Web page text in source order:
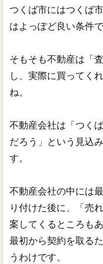
つくば市にはつくば
はよっぽど良い条件
そもそも不動産は「
し、実際に買ってく
ね。
不動産会社は「つく
だろう」という見込
す。
不動産会社の中には
り付けた後に、「売
案してくるところもあ
最初から契約を取る
うわけです。